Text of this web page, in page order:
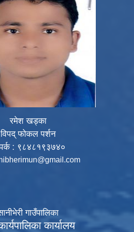
रमेश खड्का
विपद् फोकल पर्शन
: ९८४८१९३७४०
गाउँपालिका
कार्यालय